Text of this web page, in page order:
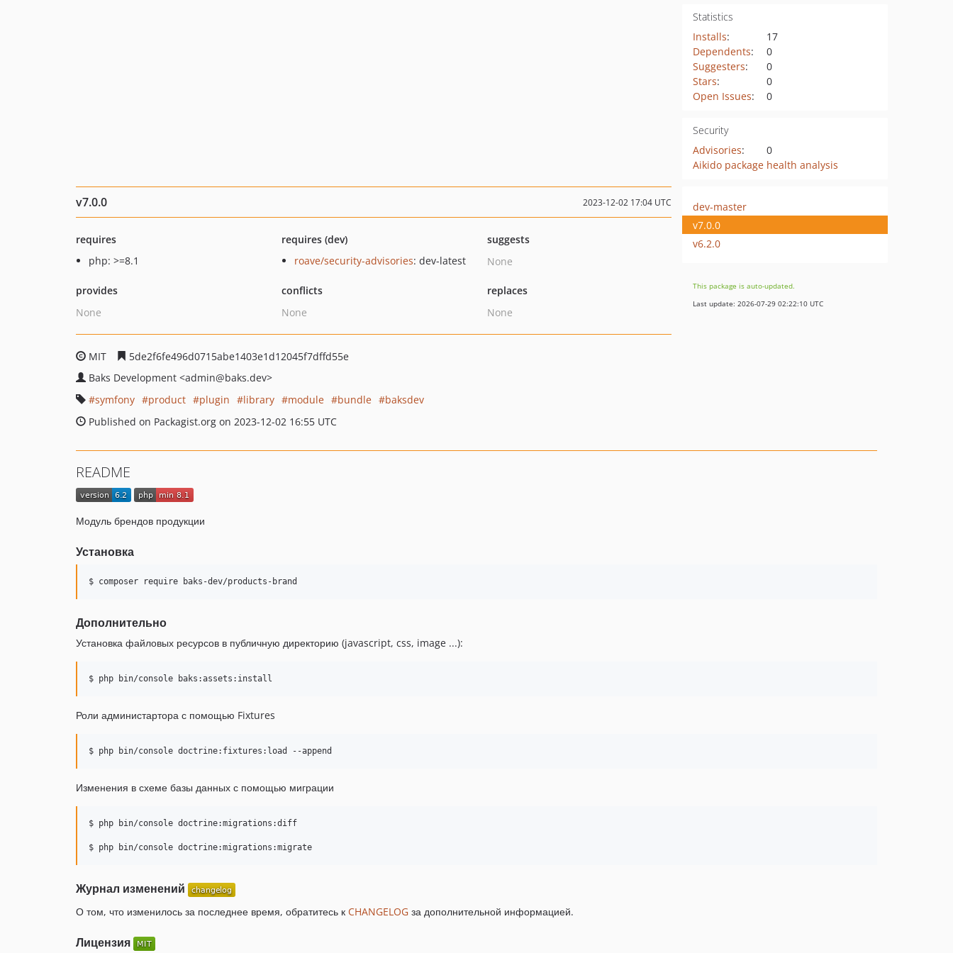
Statistics
Installs:
17
Dependents:
0
Suggesters:
0
Stars:
0
Open Issues: 0
Security
Advisories:
0
Aikido package health analysis
v7.0.0 2023-12-02 17:04 UTC
requires
php: >=8.1
requires (dev)
roave/security-advisories: dev-latest
suggests
None
provides
None
conflicts
None
replaces
None
MIT
5de2f6fe496d0715abe1403e1d12045f7dffd55e
Baks Development <admin@baks.dev>
symfony
product plugin library module bundle
baksdev
Published on Packagist.org on 2023-12-02 16:55 UTC
dev-master
v7.0.0
v6.2.0
This package is auto-updated.
Last update: 2026-07-29 02:22:10 UTC
README
Модуль брендов продукции
Установка
$ composer require baks-dev/products-brand
Дополнительно
Установка файловых ресурсов в публичную директорию (javascript, css, image ...):
$ php bin/console baks:assets:install
Роли администартора с помощью Fixtures
$ php bin/console doctrine:fixtures:load --append
Изменения в схеме базы данных с помощью миграции
$ php bin/console doctrine:migrations:diff
$ php bin/console doctrine:migrations:migrate
Журнал изменений
О том, что изменилось за последнее время, обратитесь к CHANGELOG за дополнительной информацией.
Лицензия